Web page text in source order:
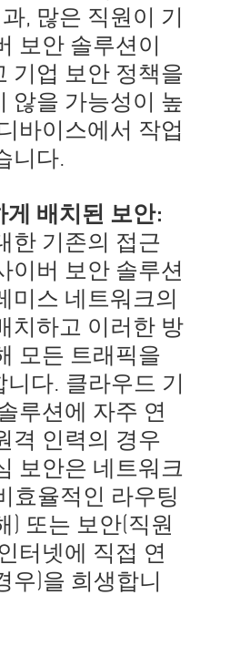
, 많은 직원이 기
보안 솔루션이
기업 보안 정책을
않을 가능성이 높
바이스에서 작업
니다.
게 배치된 보안:
한 기존의 접근
이버 보안 솔루션
미스 네트워크의
치하고 이러한 방
모든 트래픽을
다. 클라우드 기
루션에 자주 연
격 인력의 경우
보안은 네트워크
효율적인 라우팅
) 또는 보안(직원
터넷에 직접 연
우)을 희생합니